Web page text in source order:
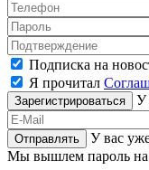
Подписка на
Я прочитал
Зарегистрироваться У
Отправлять У вас
Мы вышлем пароль